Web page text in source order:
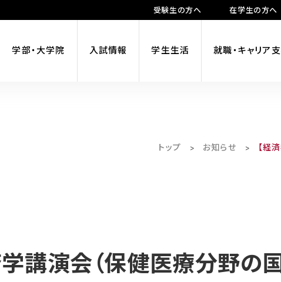
学部・大学院 入試情報 学生生活 就職・キャリア
受験生の方へ 在学生の方へ
トップ > お知らせ > 【経
学講演会（保健医療分野の